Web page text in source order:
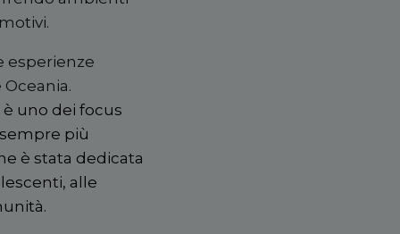
esperienze
uno dei focus
più
è stata dedicata
alle